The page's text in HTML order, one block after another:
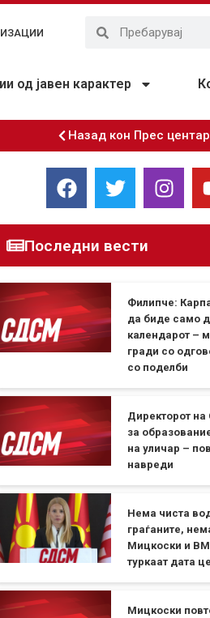
од јавен карактер
Назад кон Прес
Последни вести
Филипче:
да биде само
календарот –
гради со
со поделби
Директорот на
за
на уличар –
навреди
Нема чиста
граѓаните,
Мицкоски и
туркаат дата
Мицкоски